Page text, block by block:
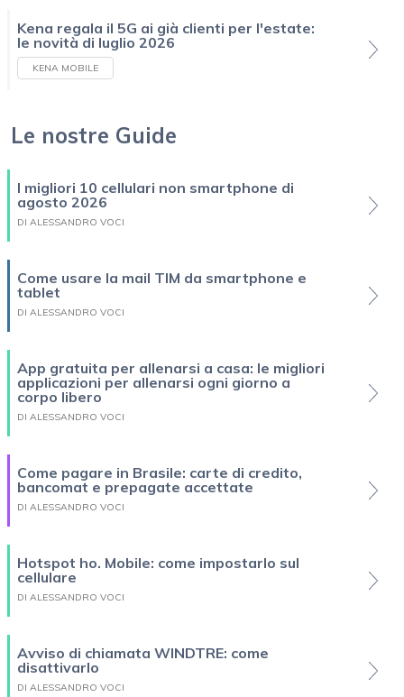
Kena regala il 5G ai già clienti per l'estate:
le novità di luglio 2026
KENA MOBILE
Le nostre Guide
I migliori 10 cellulari non smartphone di
agosto 2026
DI ALESSANDRO VOCI
Come usare la mail TIM da smartphone e
tablet
DI ALESSANDRO VOCI
App gratuita per allenarsi a casa: le migliori
applicazioni per allenarsi ogni giorno a
corpo libero
DI ALESSANDRO VOCI
Come pagare in Brasile: carte di credito,
bancomat e prepagate accettate
DI ALESSANDRO VOCI
Hotspot ho. Mobile: come impostarlo sul
cellulare
DI ALESSANDRO VOCI
Avviso di chiamata WINDTRE: come
disattivarlo
DI ALESSANDRO VOCI